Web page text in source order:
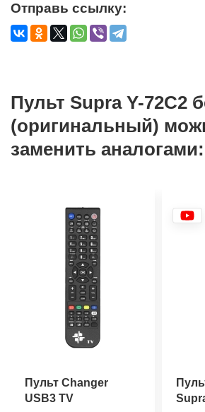
Отправь ссылку:
Пульт Supra Y-72C2
(оригинальный)
заменить аналогами:
Пульт Changer
USB3 TV